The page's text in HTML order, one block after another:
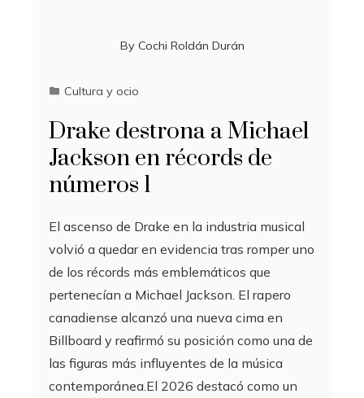
By Cochi Roldán Durán
Cultura y ocio
Drake destrona a Michael
Jackson en récords de
números 1
El ascenso de Drake en la industria musical
volvió a quedar en evidencia tras romper uno
de los récords más emblemáticos que
pertenecían a Michael Jackson. El rapero
canadiense alcanzó una nueva cima en
Billboard y reafirmó su posición como una de
las figuras más influyentes de la música
contemporánea.El 2026 destacó como un